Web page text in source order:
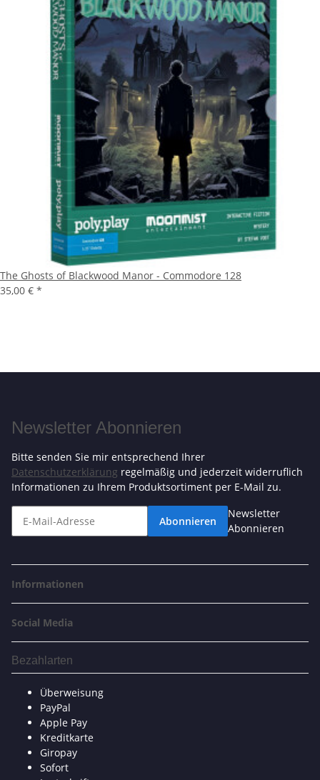
The Ghosts of Blackwood Manor - Commodore 128
35,00 € *
Newsletter Abonnieren
Bitte senden Sie mir entsprechend Ihrer
Datenschutzerklärung regelmäßig und jederzeit widerruflich
Informationen zu Ihrem Produktsortiment per E-Mail zu.
Abonnieren
Newsletter
Abonnieren
Informationen
Social Media
Bezahlarten
Überweisung
PayPal
Apple Pay
Kreditkarte
Giropay
Sofort